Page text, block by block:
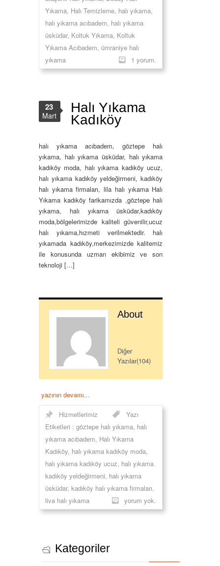
Yıkama, Halı Temizleme, halı yıkama,
halı yıkama acıbadem, halı yıkama
üsküdar, Koltuk Yıkama, Koltuk
Yıkama Acıbadem, ümraniye halı
yıkama
1 yorum.
Halı Yıkama
Kadıköy
23
Mart
halı yıkama acıbadem, göztepe halı
yıkama, halı yıkama üsküdar, halı yıkama
kadıköy moda, halı yıkama kadıköy ucuz,
halı yıkama kadıköy yeldeğirmeni, kadıköy
halı yıkama firmaları, lila halı yıkama Halı
Yıkama kadıköy farikamızda ,göztepe halı
yıkama, halı yıkama üsküdar,kadıköy
moda,bölgelerimizde kaliteli güvenilir,ucuz
halı yıkama,hızmeti verilmektedir. halı
yıkamada kadıköy,merkezimizde kalitemiz
ile konusunda uzman ekibimiz ve son
teknoloji […]
About
Diğer
Yazılar(104)
yazının devamı...
Hizmetlerimiz
Yazı
Etiketleri : göztepe halı yıkama, halı
yıkama acıbadem, Halı Yıkama
Kadıköy, halı yıkama kadıköy moda,
halı yıkama kadıköy ucuz, halı yıkama
kadıköy yeldeğirmeni, halı yıkama
üsküdar, kadıköy halı yıkama firmaları,
liva halı yıkama
yorum yok.
Kategoriler